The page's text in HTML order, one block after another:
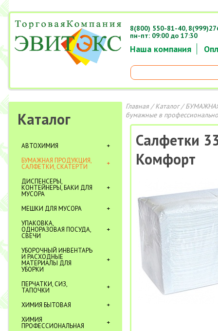
Наша компания
8(800) 550-81-40,
пн-пт: 09:00 до 17:30
Каталог
АВТОХИМИЯ
БУМАЖНАЯ ПРОДУКЦИЯ,
САЛФЕТКИ, СКАТЕРТИ
ДИСПЕНСЕРЫ,
КОНТЕЙНЕРЫ, БАКИ ДЛЯ
МУСОРА
МЕШКИ ДЛЯ МУСОРА
УПАКОВКА,
ОДНОРАЗОВАЯ ПОСУДА,
СВЕЧИ
УБОРОЧНЫЙ ИНВЕНТАРЬ
И РАСХОДНЫЕ
МАТЕРИАЛЫ ДЛЯ
УБОРКИ
ПЕРЧАТКИ, СИЗ,
ТАПОЧКИ
ХИМИЯ БЫТОВАЯ
ХИМИЯ
ПРОФЕССИОНАЛЬНАЯ
Главная/Каталог/
бумажные в
Салфетки
Комфорт